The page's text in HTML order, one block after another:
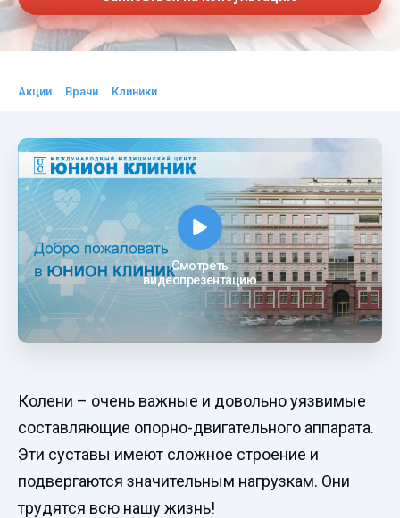
Акции Врачи Клиники
Смотреть
видеопрезентацию
Колени – очень важные и довольно уязвимые
составляющие опорно-двигательного аппарата.
Эти суставы имеют сложное строение и
подвергаются значительным нагрузкам. Они
трудятся всю нашу жизнь!